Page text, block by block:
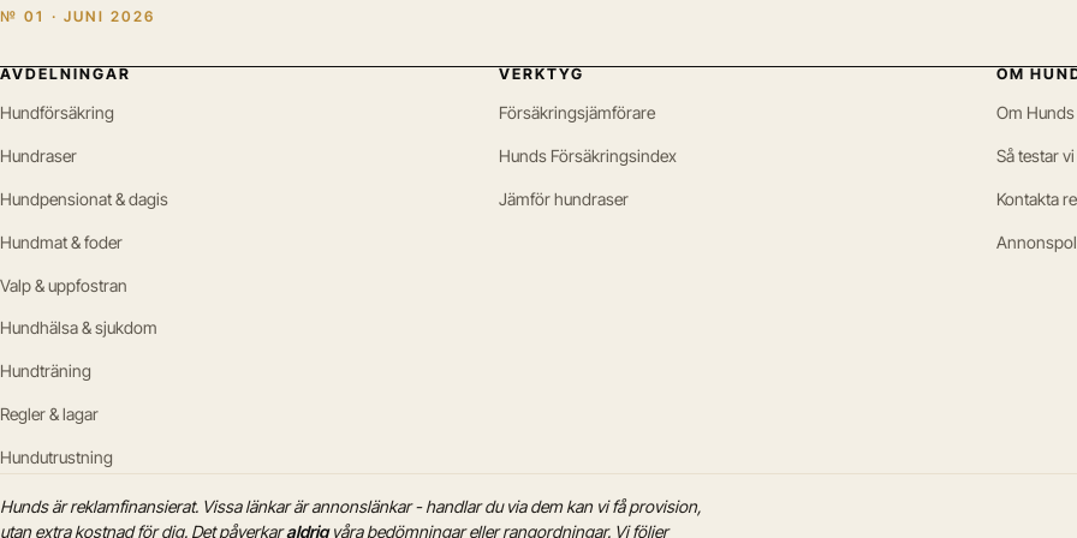
№ 01 · JUNI 2026
AVDELNINGAR
Hundförsäkring
Hundraser
Hundpensionat & dagis
Hundmat & foder
Valp & uppfostran
Hundhälsa & sjukdom
Hundträning
Regler & lagar
Hundutrustning
VERKTYG
Försäkringsjämförare
Hunds Försäkringsindex
Jämför hundraser
OM
Om Hunds
Så testar vi
Kontakta
Hunds är reklamfinansierat. Vissa länkar är annonslänkar - handlar du via dem kan vi få provision,
utan extra kostnad för dig. Det påverkaraldrigvåra bedömningar eller rangordningar. Vi följer